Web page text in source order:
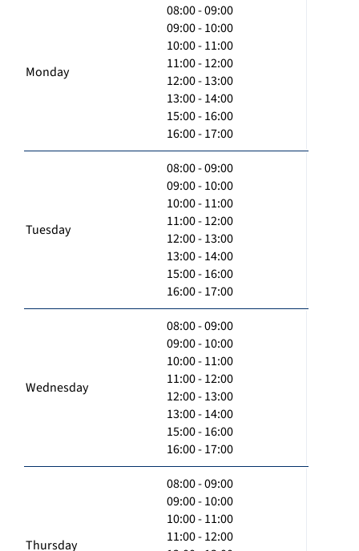
Monday
08:00 - 09:00
09:00 - 10:00
10:00 - 11:00
11:00 - 12:00
12:00 - 13:00
13:00 - 14:00
15:00 - 16:00
16:00 - 17:00
Tuesday
08:00 - 09:00
09:00 - 10:00
10:00 - 11:00
11:00 - 12:00
12:00 - 13:00
13:00 - 14:00
15:00 - 16:00
16:00 - 17:00
Wednesday
08:00 - 09:00
09:00 - 10:00
10:00 - 11:00
11:00 - 12:00
12:00 - 13:00
13:00 - 14:00
15:00 - 16:00
16:00 - 17:00
Thursday
08:00 - 09:00
09:00 - 10:00
10:00 - 11:00
11:00 - 12:00